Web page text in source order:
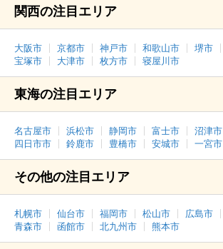
関西の注目エリア
大阪市 京都市 神戸市 和歌山市 堺市
宝塚市
大津市 枚方市 寝屋川市
東海の注目エリア
名古屋市 浜松市 静岡市 富士市 沼津市
四日市市
鈴鹿市 豊橋市 安城市 一宮市
その他の注目エリア
札幌市 仙台市 福岡市 松山市 広島市
青森市
函館市 北九州市 熊本市